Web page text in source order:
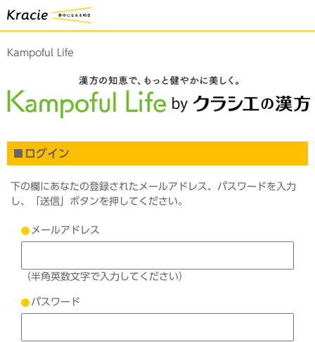
Kampoful Life
ログイン
下の欄にあなたの登録されたメールアドレス、パスワードを入力
し、「送信」ボタンを押してください。
メールアドレス
（半角英数文字で入力してください）
パスワード